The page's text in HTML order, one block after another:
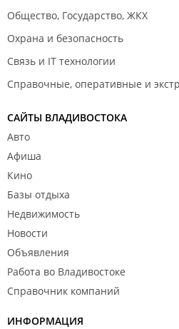
Общество, Государство, ЖКХ
Охрана и безопасность
Связь и IT технологии
Справочные, оперативные и
САЙТЫ ВЛАДИВОСТОКА
Авто
Афиша
Кино
Базы отдыха
Недвижимость
Новости
Объявления
Работа во Владивостоке
Справочник компаний
ИНФОРМАЦИЯ